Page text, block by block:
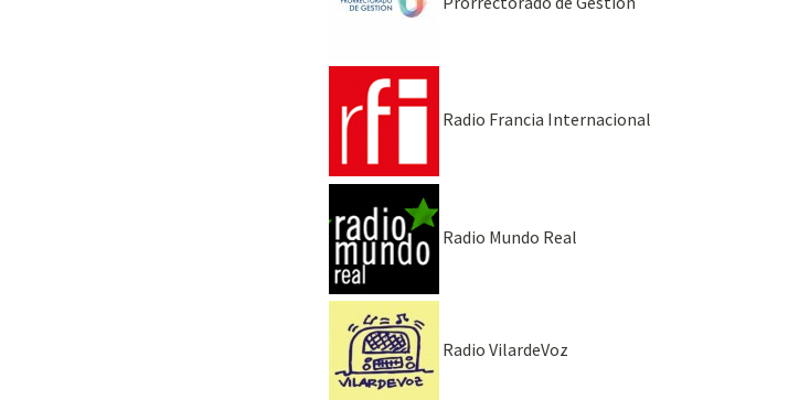
Radio Francia Internacional
Radio Mundo Real
Radio VilardeVoz